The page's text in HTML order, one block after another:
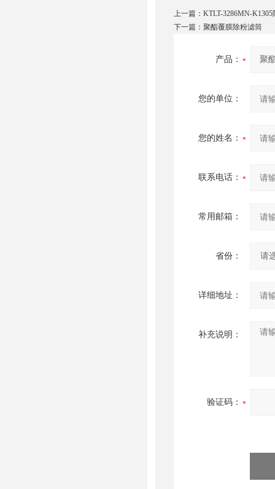
上一篇： KTLT-3286MN-
下一篇： 聚酯覆膜除粉滤筒
产品：
您的单位：
您的姓名：
联系电话：
常用邮箱：
省份：
详细地址：
补充说明：
验证码：